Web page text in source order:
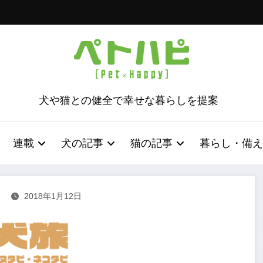
犬や猫との健全で幸せな暮らしを提案
連載 犬の記事 猫の記事 暮らし・備え
2018年1月12日